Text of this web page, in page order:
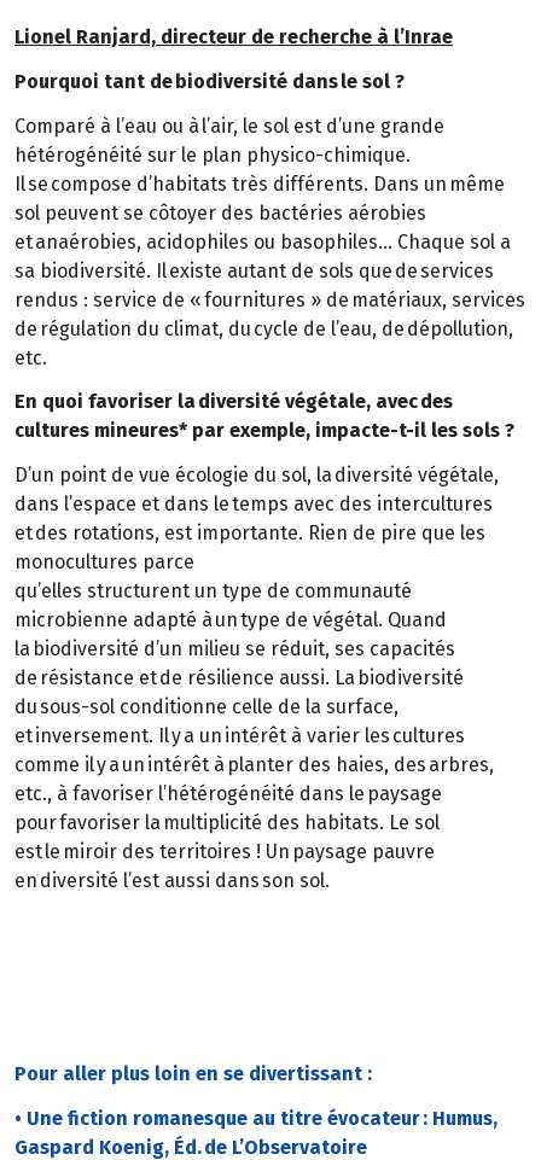
Lionel Ranjard, directeur de recherche à l’Inrae
Pourquoi tant de biodiversité dans le sol ?
Comparé à l’eau ou à l’air, le sol est d’une grande
hétérogénéité sur le plan physico-chimique.
Il se compose d’habitats très différents. Dans un même
sol peuvent se côtoyer des bactéries aérobies
et anaérobies, acidophiles ou basophiles… Chaque sol a
sa biodiversité. Il existe autant de sols que de services
rendus : service de « fournitures » de matériaux, services
de régulation du climat, du cycle de l’eau, de dépollution,
etc.
En quoi favoriser la diversité végétale, avec des
cultures mineures* par exemple, impacte-t-il les sols ?
D’un point de vue écologie du sol, la diversité végétale,
dans l’espace et dans le temps avec des intercultures
et des rotations, est importante. Rien de pire que les
monocultures parce
qu’elles structurent un type de communauté
microbienne adapté à un type de végétal. Quand
la biodiversité d’un milieu se réduit, ses capacités
de résistance et de résilience aussi. La biodiversité
du sous-sol conditionne celle de la surface,
et inversement. Il y a un intérêt à varier les cultures
comme il y a un intérêt à planter des haies, des arbres,
etc., à favoriser l’hétérogénéité dans le paysage
pour favoriser la multiplicité des habitats. Le sol
est le miroir des territoires ! Un paysage pauvre
en diversité l’est aussi dans son sol.
Pour aller plus loin en se divertissant :
• Une fiction romanesque au titre évocateur : Humus,
Gaspard Koenig, Éd. de L’Observatoire